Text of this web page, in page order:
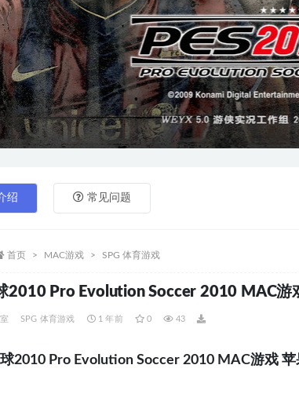
绍 常见问题
首页 MAC游戏 SPG 体育游戏
2010 Pro Evolution Soccer 2010 MAC游
SPG 体育游戏 1 年前 0 43
2010 Pro Evolution Soccer 2010 MAC游戏